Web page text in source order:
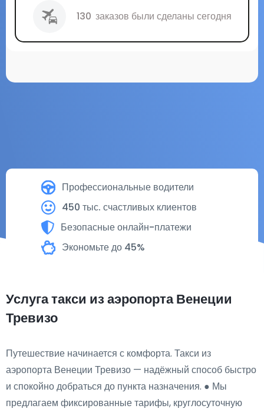
Профессиональные водители
450 тыс. счастливых клиентов
Безопасные онлайн-платежи
Экономьте до 45%
130 заказов были сделаны сегодня
Услуга такси из аэропорта Венеции
Тревизо
Путешествие начинается с комфорта. Такси из
аэропорта Венеции Тревизо — надёжный способ быстро
и спокойно добраться до пункта назначения. ● Мы
предлагаем фиксированные тарифы, круглосуточную